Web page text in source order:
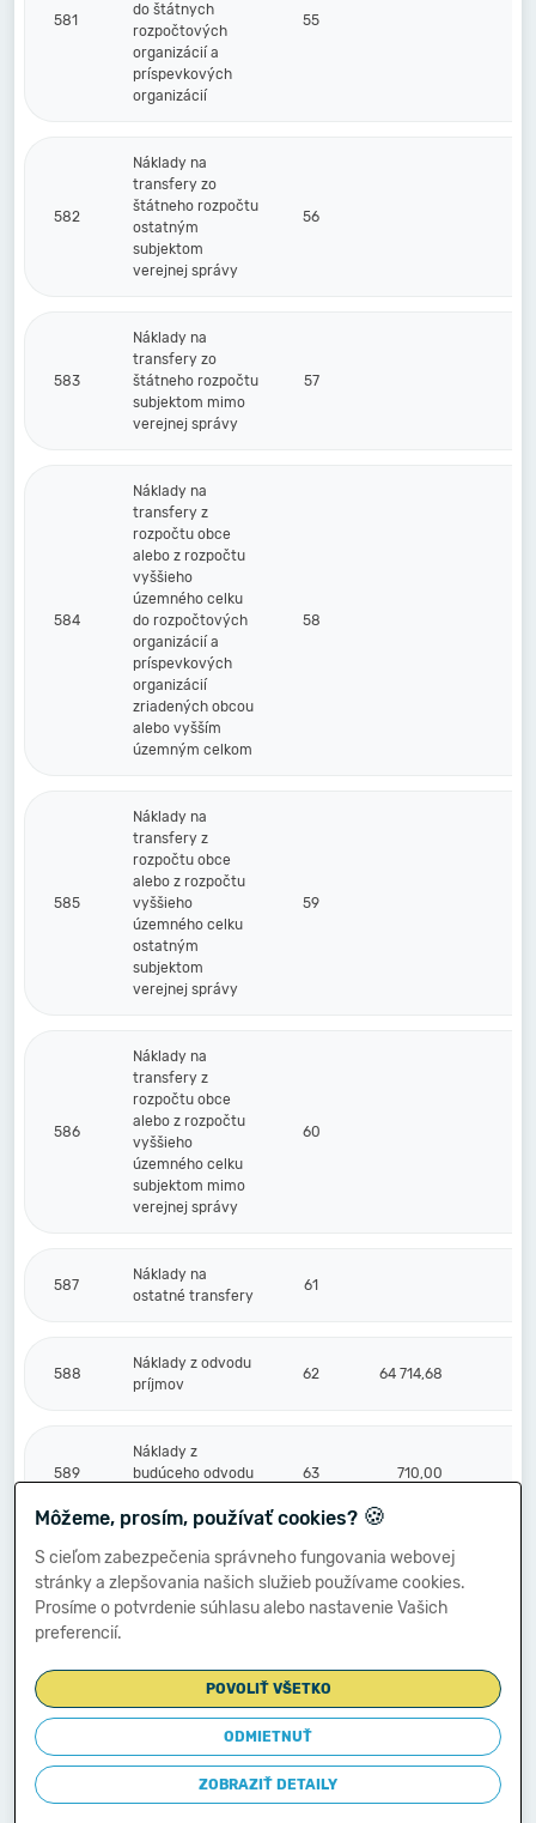
581
do štátnych
rozpočtových
organizácií a
príspevkových
organizácií
55
582
Náklady na
transfery zo
štátneho rozpočtu
ostatným
subjektom
verejnej správy
56
583
Náklady na
transfery zo
štátneho rozpočtu
subjektom mimo
verejnej správy
57
584
Náklady na
transfery z
rozpočtu obce
alebo z rozpočtu
vyššieho
územného celku
do rozpočtových
organizácií a
príspevkových
organizácií
zriadených obcou
alebo vyšším
územným celkom
58
585
Náklady na
transfery z
rozpočtu obce
alebo z rozpočtu
vyššieho
územného celku
ostatným
subjektom
verejnej správy
59
586
Náklady na
transfery z
rozpočtu obce
alebo z rozpočtu
vyššieho
územného celku
subjektom mimo
verejnej správy
60
587
Náklady na
ostatné transfery
61
588
Náklady z odvodu
príjmov
62 64 714,68
589
Náklady z
budúceho odvodu
63 710,00
Účtové skupiny
50 - 58 celkom
súčet (r.001 +
r.029 + r.040 +
r.049 + r.054)
Kontrolné číslo
súčet (r. 001 až r.
064)
994
Môžeme, prosím, používať cookies? 🍪
S cieľom zabezpečenia správneho fungovania webovej
stránky a zlepšovania našich služieb používame cookies.
Prosíme o potvrdenie súhlasu alebo nastavenie Vašich
preferencií.
POVOLIŤ VŠETKO
ODMIETNUŤ
ZOBRAZIŤ DETAILY